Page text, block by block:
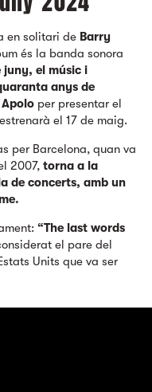
en solitari de Barry
és la banda sonora
juny, el músic i
anys de
per presentar el
el 17 de maig.
per Barcelona, quan va
2007, torna a la
de concerts, amb un
“The last words
el pare del
Units que va ser